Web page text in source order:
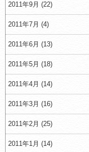
2011年9月 (22)
2011年7月 (4)
2011年6月 (13)
2011年5月 (18)
2011年4月 (14)
2011年3月 (16)
2011年2月 (25)
2011年1月 (14)